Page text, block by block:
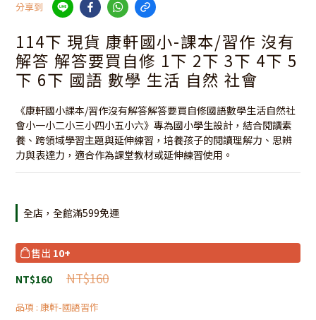
分享到
114下 現貨 康軒國小-課本/習作 沒有
解答 解答要買自修 1下 2下 3下 4下 5
下 6下 國語 數學 生活 自然 社會
《康軒國小課本/習作沒有解答解答要買自修國語數學生活自然社
會小一小二小三小四小五小六》專為國小學生設計，結合閱讀素
養、跨領域學習主題與延伸練習，培養孩子的閱讀理解力、思辨
力與表達力，適合作為課堂教材或延伸練習使用。
全店，全館滿599免運
售出 10+
NT$160
NT$160
品項 : 康軒-國語習作